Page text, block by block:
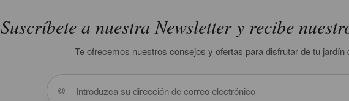
Suscríbete a nuestra Newsletter y recibe
Te ofrecemos nuestros consejos y ofertas para disfrutar de tu jardín